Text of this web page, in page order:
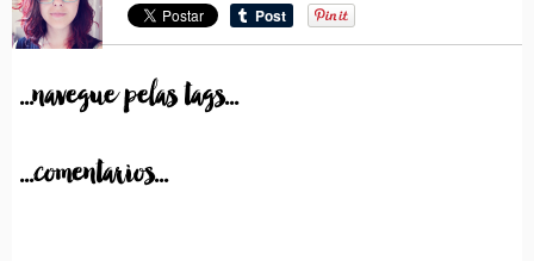
...navegue pelas tags...
...comentarios...